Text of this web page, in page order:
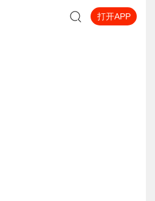
打开APP